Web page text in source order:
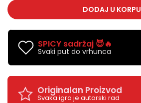
DODAJ U KORPU
SPICY sadržaj 😈🔥
Svaki put do vrhunca
Originalan Proizvod
Svaka igra je autorski rad